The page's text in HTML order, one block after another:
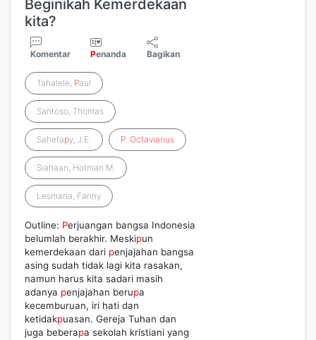
Beginikah Kemerdekaan
kita?
Komentar Penanda Bagikan
Tahalele, Paul
Santoso, Thomas
Sahetapy, J.E. P. Octavianus
Siahaan, Hotman M.
Lesmana, Fanny
Outline: Perjuangan bangsa Indonesia
belumlah berakhir. Meskipun
kemerdekaan dari penjajahan bangsa
asing sudah tidak lagi kita rasakan,
namun harus kita sadari masih
adanya penjajahan berupa
kecemburuan, iri hati dan
ketidakpuasan. Gereja Tuhan dan
juga beberapa sekolah kristiani yang